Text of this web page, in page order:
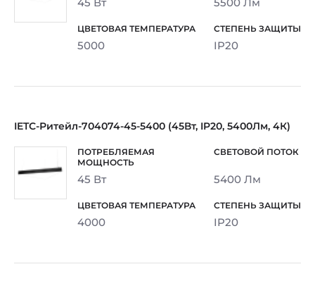
5000 IP20
IETC-Ритейл-704074-45-5400 (45Вт, IP20, 5400Лм, 4К)
45 Вт 5400 Лм
4000 IP20